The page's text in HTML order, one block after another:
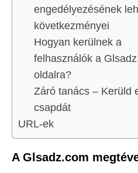
engedélyezésének
következményei
Hogyan kerülnek a
felhasználók a
oldalra?
Záró tanács – Kerüld
csapdát
URL-ek
A Glsadz.com